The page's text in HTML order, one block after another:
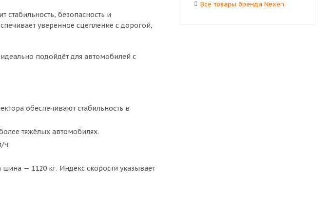
стабильность, безопасность и
уверенное сцепление с дорогой,
подойдёт для автомобилей с
обеспечивают стабильность в
тяжёлых автомобилях.
ч.
— 1120 кг. Индекс скорости указывает
Все товары бренда Nexen